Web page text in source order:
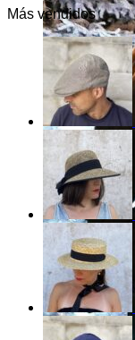
Más vendidos